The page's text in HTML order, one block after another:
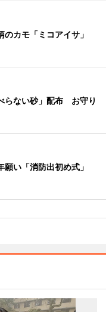
のカモ「ミコアイサ」
らない砂」配布 お守り
願い「消防出初め式」